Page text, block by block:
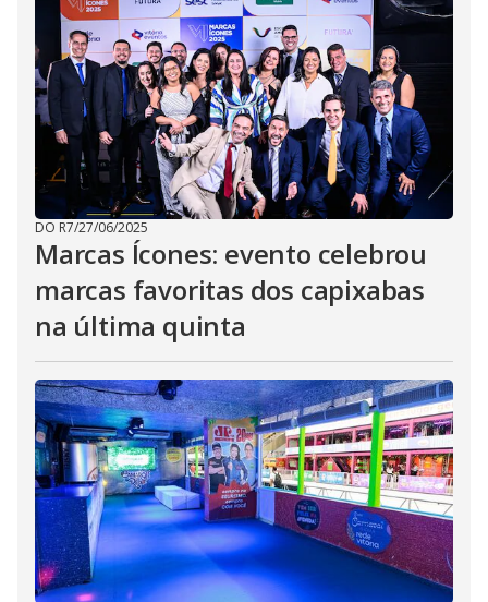
DO R7/27/06/2025
Marcas Ícones: evento celebrou
marcas favoritas dos capixabas
na última quinta